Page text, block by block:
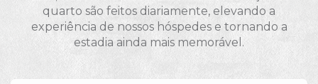
quarto são feitos diariamente, elevando a
experiência de nossos hóspedes e tornando a
estadia ainda mais memorável.